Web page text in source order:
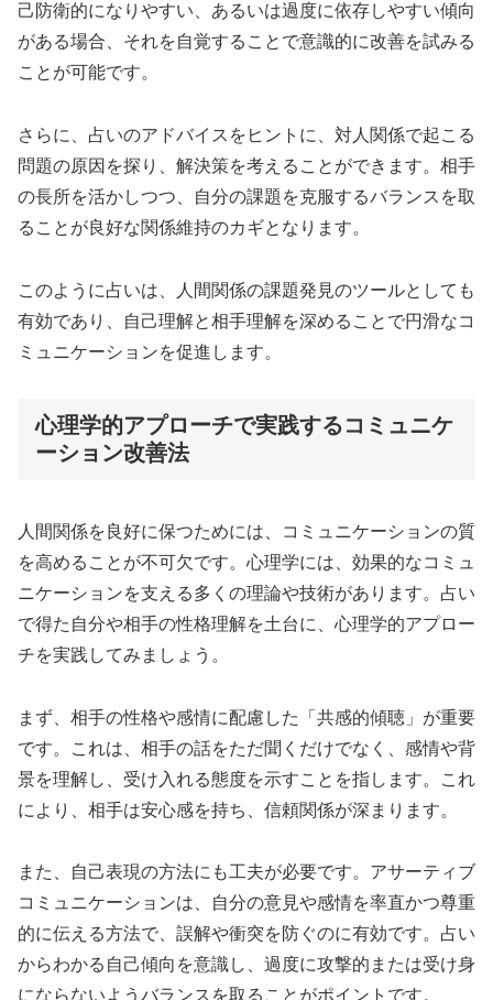
己防衛的になりやすい、あるいは過度に依存しやすい傾向
がある場合、それを自覚することで意識的に改善を試みる
ことが可能です。
さらに、占いのアドバイスをヒントに、対人関係で起こる
問題の原因を探り、解決策を考えることができます。相手
の長所を活かしつつ、自分の課題を克服するバランスを取
ることが良好な関係維持のカギとなります。
このように占いは、人間関係の課題発見のツールとしても
有効であり、自己理解と相手理解を深めることで円滑なコ
ミュニケーションを促進します。
心理学的アプローチで実践するコミュニケ
ーション改善法
人間関係を良好に保つためには、コミュニケーションの質
を高めることが不可欠です。心理学には、効果的なコミュ
ニケーションを支える多くの理論や技術があります。占い
で得た自分や相手の性格理解を土台に、心理学的アプロー
チを実践してみましょう。
まず、相手の性格や感情に配慮した「共感的傾聴」が重要
です。これは、相手の話をただ聞くだけでなく、感情や背
景を理解し、受け入れる態度を示すことを指します。これ
により、相手は安心感を持ち、信頼関係が深まります。
また、自己表現の方法にも工夫が必要です。アサーティブ
コミュニケーションは、自分の意見や感情を率直かつ尊重
的に伝える方法で、誤解や衝突を防ぐのに有効です。占い
からわかる自己傾向を意識し、過度に攻撃的または受け身
にならないようバランスを取ることがポイントです。